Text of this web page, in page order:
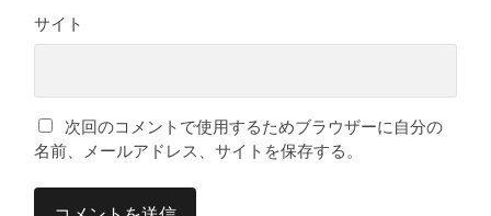
サイト
次回のコメントで使用するためブラウザーに自分の
名前、メールアドレス、サイトを保存する。